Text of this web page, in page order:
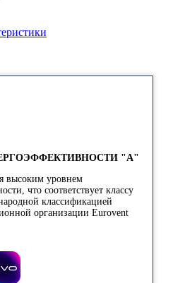
"A"
высоким уровнем
что соответствует классу
классификацией
организации Eurovent